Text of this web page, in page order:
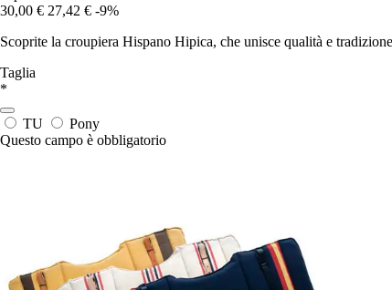
30,00 € 27,42 € -9%
Scoprite la croupiera Hispano Hipica, che unisce qualità e
Taglia
*
TU
Pony
Questo campo è obbligatorio